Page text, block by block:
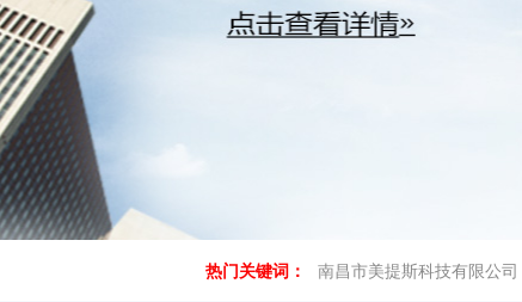
热门关键词： 南昌市美提斯科技有限公司